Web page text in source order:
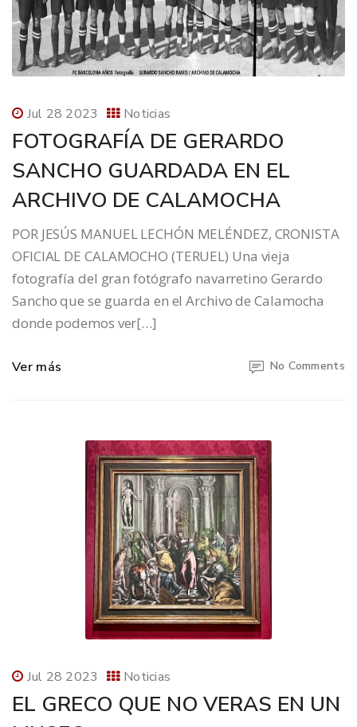
Jul 28 2023 Noticias
FOTOGRAFÍA DE GERARDO
SANCHO GUARDADA EN EL
ARCHIVO DE CALAMOCHA
POR JESÚS MANUEL LECHÓN MELÉNDEZ, CRONISTA
OFICIAL DE CALAMOCHO (TERUEL) Una vieja
fotografía del gran fotógrafo navarretino Gerardo
Sancho que se guarda en el Archivo de Calamocha
donde podemos ver[…]
Ver más No Comments
Jul 28 2023 Noticias
EL GRECO QUE NO VERAS EN UN